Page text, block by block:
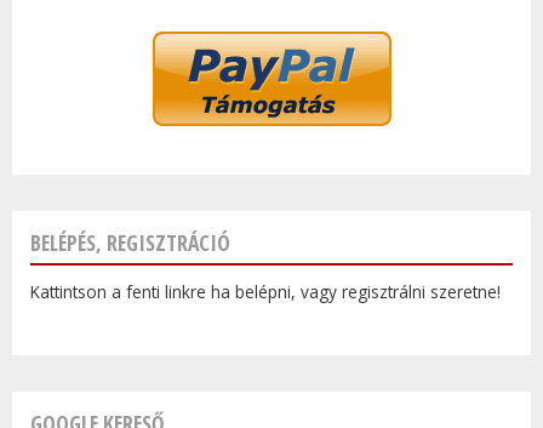
BELÉPÉS, REGISZTRÁCIÓ
Kattintson a fenti linkre ha belépni, vagy regisztrálni szeretne!